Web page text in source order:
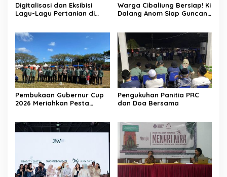
Digitalisasi dan Eksibisi
Lagu-Lagu Pertanian di
Pohaci
Warga Cibaliung Bersiap! Ki
Dalang Anom Siap Guncang
Pembukaan Gubernur Cup
2026 Meriahkan Pesta
Pengukuhan Panitia PRC
dan Doa Bersama